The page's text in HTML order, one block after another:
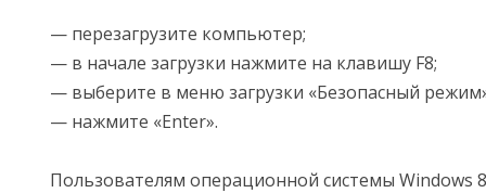
— перезагрузите компьютер;
— в начале загрузки нажмите на клавишу F8;
— выберите в меню загрузки «Безопасный
— нажмите «Enter».
Пользователям операционной системы Windows